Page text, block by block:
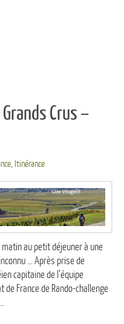
Crus –
, Itinérance
au petit déjeuner à une
… Après prise de
capitaine de l’équipe
de France de Rando-challenge